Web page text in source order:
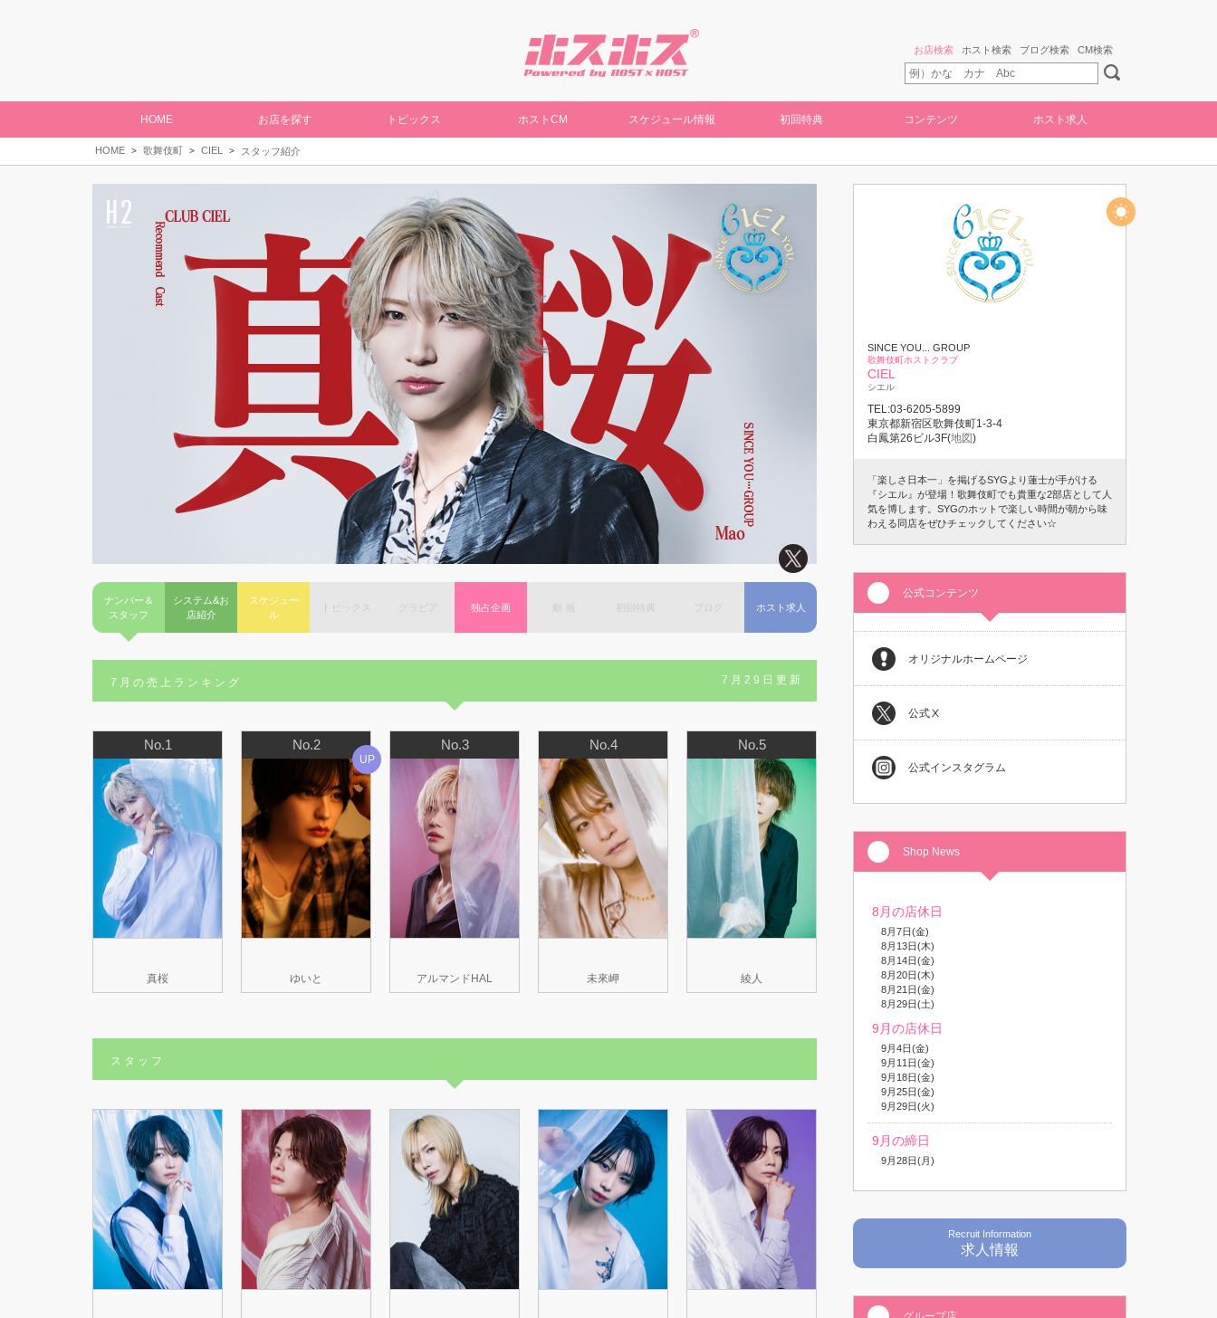
お店検索 ホスト検索 ブログ検索 CM検索
HOME お店を探す トピックス ホストCM スケジュール情報 初回特典 コンテンツ ホスト求人
HOME 歌舞伎町 CIEL スタッフ紹介
ナンバー＆
スタッフ
システム&お
店紹介
スケジュー
ル
トピックス グラビア 独占企画 初回特典 ブログ ホスト求人
7月の売上ランキング 7月29日更新
No.1
真桜
No.2
ゆいと
UP
No.3
アルマンドHAL
No.4
未來岬
No.5
綾人
スタッフ
SINCE YOU... GROUP
歌舞伎町ホストクラブ
CIEL
シエル
TEL:03-6205-5899
東京都新宿区歌舞伎町1-3-4
白鳳第26ビル3F(地図)
「楽しさ日本一」を掲げるSYGより蓮士が手がける
『シエル』が登場！歌舞伎町でも貴重な2部店として人
気を博します。SYGのホットで楽しい時間が朝から味
わえる同店をぜひチェックしてください☆
公式コンテンツ
オリジナルホームページ
公式Ⅹ
公式インスタグラム
Shop News
8月の店休日
8月7日(金)
8月13日(木)
8月14日(金)
8月20日(木)
8月21日(金)
8月29日(土)
9月の店休日
9月4日(金)
9月11日(金)
9月18日(金)
9月25日(金)
9月29日(火)
9月の締日
9月28日(月)
Recruit Information
求人情報